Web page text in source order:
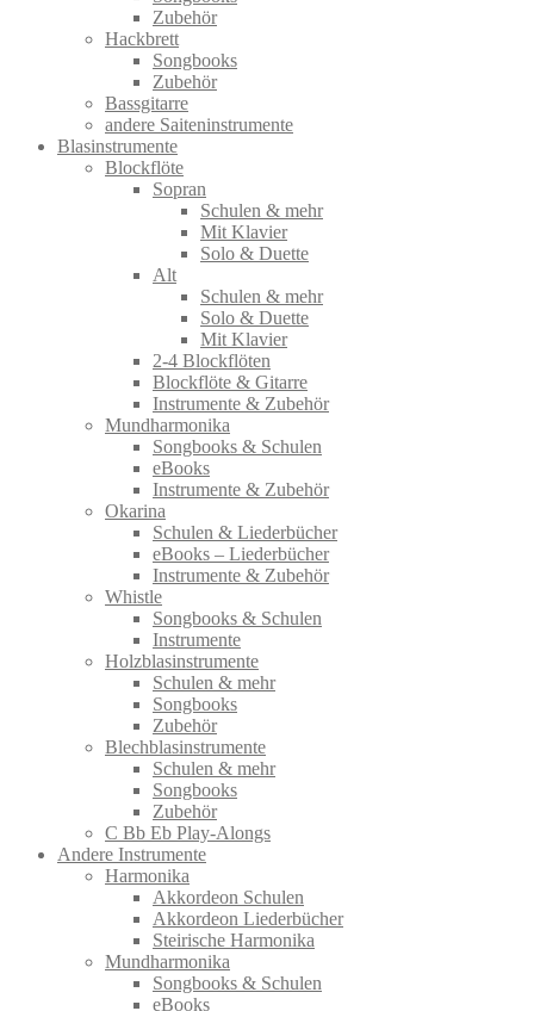
Zubehör
Hackbrett
Songbooks
Zubehör
Bassgitarre
andere Saiteninstrumente
Blasinstrumente
Blockflöte
Sopran
Schulen & mehr
Mit Klavier
Solo & Duette
Alt
Schulen & mehr
Solo & Duette
Mit Klavier
2-4 Blockflöten
Blockflöte & Gitarre
Instrumente & Zubehör
Mundharmonika
Songbooks & Schulen
eBooks
Instrumente & Zubehör
Okarina
Schulen & Liederbücher
eBooks – Liederbücher
Instrumente & Zubehör
Whistle
Songbooks & Schulen
Instrumente
Holzblasinstrumente
Schulen & mehr
Songbooks
Zubehör
Blechblasinstrumente
Schulen & mehr
Songbooks
Zubehör
C Bb Eb Play-Alongs
Andere Instrumente
Harmonika
Akkordeon Schulen
Akkordeon Liederbücher
Steirische Harmonika
Mundharmonika
Songbooks & Schulen
eBooks